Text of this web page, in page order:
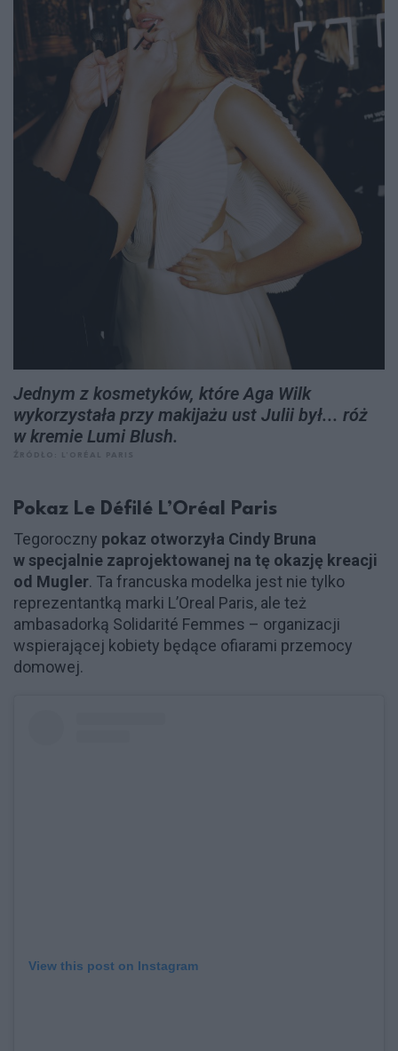
Jednym z kosmetyków, które Aga Wilk
wykorzystała przy makijażu ust Julii był... róż
w kremie Lumi Blush.
Pokaz Le Défilé L’Oréal Paris
Tegoroczny pokaz otworzyła Cindy Bruna
w specjalnie zaprojektowanej na tę okazję kreacji
od Mugler. Ta francuska modelka jest nie tylko
reprezentantką marki L’Oreal Paris, ale też
ambasadorką Solidarité Femmes – organizacji
wspierającej kobiety będące ofiarami przemocy
domowej.
View this post on Instagram